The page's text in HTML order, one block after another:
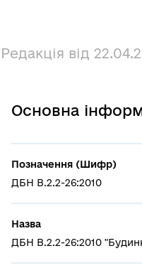
Редакція від
Основна
Позначення (Шифр)
ДБН В.2.2-26:2010
Назва
ДБН В.2.2-26:2010